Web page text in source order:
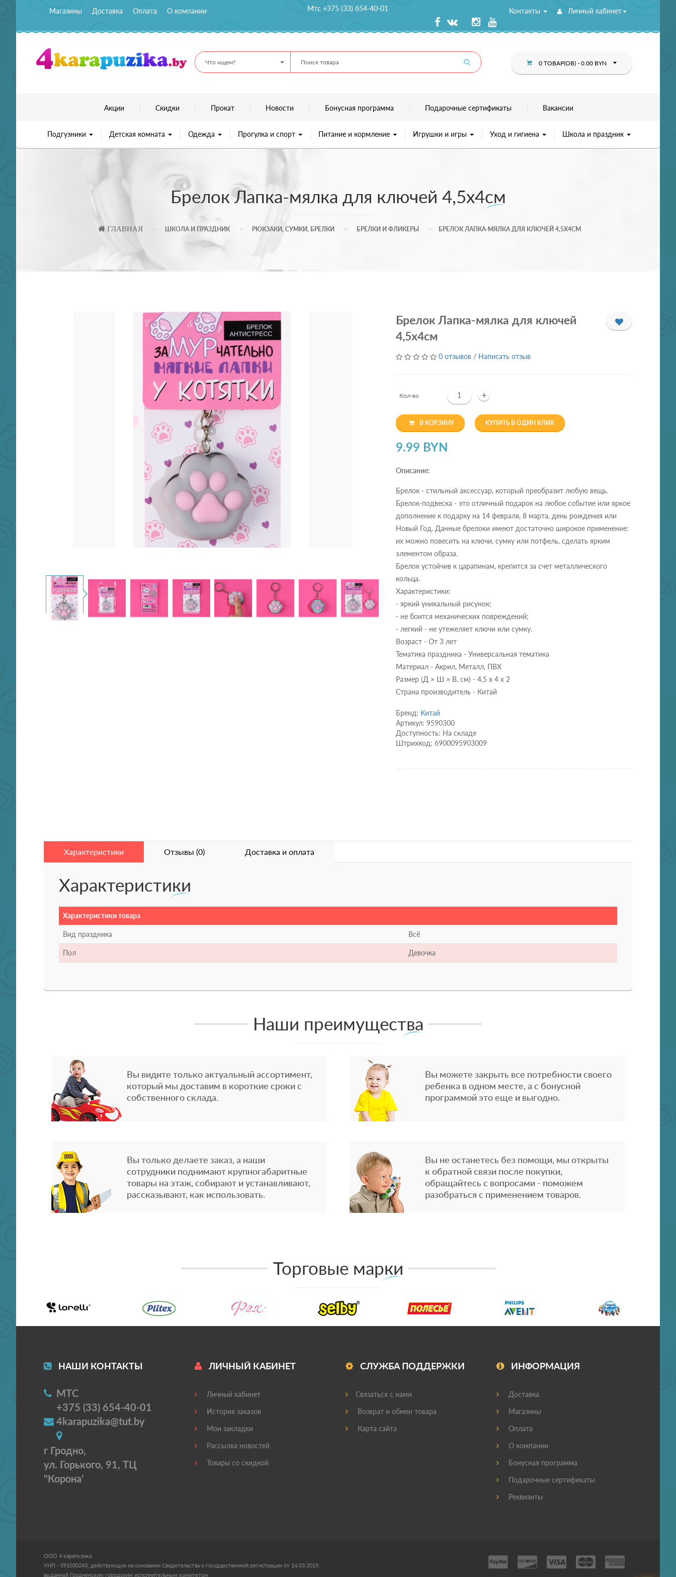
Магазины Доставка Оплата О компании Мтс +375 (33) 654-40-01 Контакты Личный кабинет
Что ищем? 0 ТОВАР(ОВ) - 0.00 BYN
Акции Скидки Прокат Новости Бонусная программа Подарочные сертификаты Вакансии
Подгузники Детская комната Одежда Прогулка и спорт Питание и кормление Игрушки и игры Уход и гигиена Школа и праздник
Брелок Лапка-мялка для ключей 4,5х4см
ГЛАВНАЯ ШКОЛА И ПРАЗДНИК РЮКЗАКИ, СУМКИ, БРЕЛКИ БРЕЛКИ И ФЛИКЕРЫ БРЕЛОК ЛАПКА-МЯЛКА ДЛЯ КЛЮЧЕЙ 4,5Х4СМ
Брелок Лапка-мялка для ключей
4,5х4см
0 отзывов / Написать отзыв
Кол-во +
В КОРЗИНУ КУПИТЬ В ОДИН КЛИК
9.99 BYN
Описание:
Брелок - стильный аксессуар, который преобразит любую вещь.
Брелок-подвеска - это отличный подарок на любое событие или яркое
дополнение к подарку на 14 февраля, 8 марта, день рождения или
Новый Год. Данные брелоки имеют достаточно широкое применение:
их можно повесить на ключи, сумку или потфель, сделать ярким
элементом образа.
Брелок устойчив к царапинам, крепится за счет металлического
кольца.
Характеристики:
- яркий уникальный рисунок;
- не боится механических повреждений;
- легкий - не утежеляет ключи или сумку.
Возраст - От 3 лет
Тематика праздника - Универсальная тематика
Материал - Акрил, Металл, ПВХ
Размер (Д × Ш × В, см) - 4,5 х 4 х 2
Страна производитель - Китай
Бренд: Китай
Артикул: 9590300
Доступность: На складе
Штрихкод: 6900095903009
Характеристики Отзывы (0) Доставка и оплата
Характеристики
Характеристики товара
Вид праздника Всё
Пол Девочка
Наши преимущества
Вы видите только актуальный ассортимент,
который мы доставим в короткие сроки с
собственного склада.
Вы можете закрыть все потребности своего
ребенка в одном месте, а с бонусной
программой это еще и выгодно.
Вы только делаете заказ, а наши
сотрудники поднимают крупногабаритные
товары на этаж, собирают и устанавливают,
рассказывают, как использовать.
Вы не останетесь без помощи, мы открыты
к обратной связи после покупки,
обращайтесь с вопросами - поможем
разобраться с применением товаров.
Торговые марки
НАШИ КОНТАКТЫ
МТС
+375 (33) 654-40-01
4karapuzika@tut.by
г Гродно,
ул. Горького, 91, ТЦ
"Корона'
ЛИЧНЫЙ КАБИНЕТ
Личный кабинет
История заказов
Мои закладки
Рассылка новостей
Товары со скидкой
СЛУЖБА ПОДДЕРЖКИ
Связаться с нами
Возврат и обмен товара
Карта сайта
ИНФОРМАЦИЯ
Доставка
Магазины
Оплата
О компании
Бонусная программа
Подарочные сертификаты
Реквизиты
ООО 4 карапузика
УНП - 591030243, действующих на основании Свидетельства о государственной регистрации от 14.03.2019,
выданной Гродненским городским исполнительным комитетом